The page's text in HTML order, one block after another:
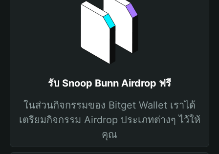
รับ Snoop Bunn Airdrop ฟรี
ในส่วนกิจกรรมของ Bitget Wallet เราได้
เตรียมกิจกรรม Airdrop ประเภทต่างๆ ไว้ให้
คุณ